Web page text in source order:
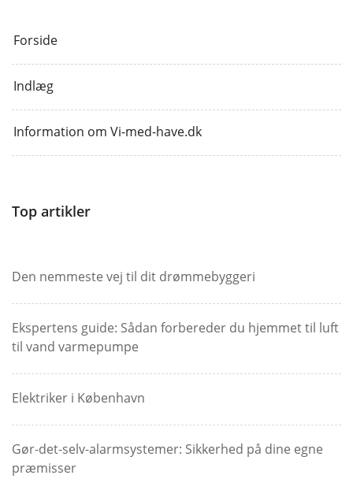
Forside
Indlæg
Information om Vi-med-have.dk
Top artikler
Den nemmeste vej til dit drømmebyggeri
Ekspertens guide: Sådan forbereder du hjemmet til luft
til vand varmepumpe
Elektriker i København
Gør-det-selv-alarmsystemer: Sikkerhed på dine egne
præmisser